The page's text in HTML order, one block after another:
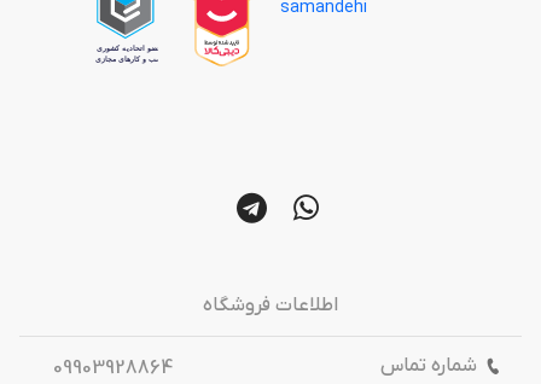
اطلاعات فروشگاه
شماره تماس
09903928864